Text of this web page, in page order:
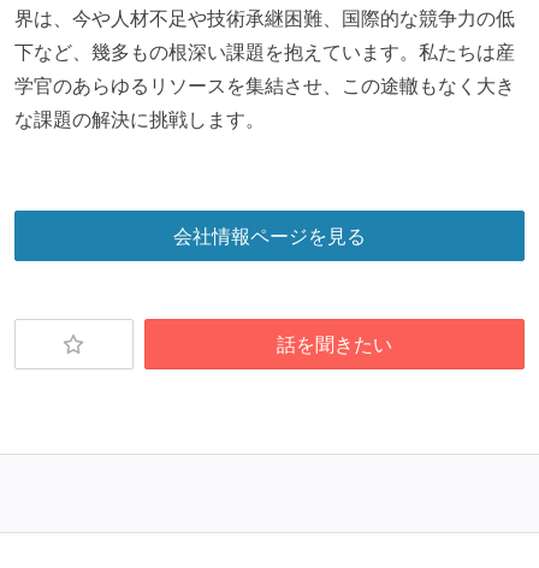
界は、今や人材不足や技術承継困難、国際的な競争力の低
下など、幾多もの根深い課題を抱えています。私たちは産
学官のあらゆるリソースを集結させ、この途轍もなく大き
な課題の解決に挑戦します。
会社情報ページを見る
話を聞きたい